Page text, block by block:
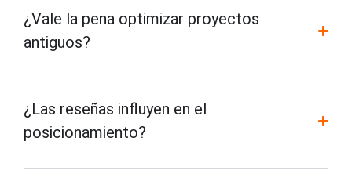
¿Vale la pena optimizar proyectos
antiguos?
¿Las reseñas influyen en el
posicionamiento?